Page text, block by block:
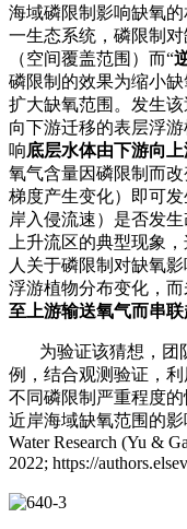
海域磷限制影响缺氧
一生态系统，磷限制
（空间覆盖范围）而“
磷限制的效果为缩小
扩大缺氧范围。发生
向下游迁移的表层浮
响底层水体由下游向
氧气含量因磷限制而
梯度产生变化）即可
岸入侵流速）是否发
上升流区的典型现象
人关于磷限制对缺氧
浮游植物分布变化，
至上游输送氧气而串
为验证该猜想，团
例，结合观测验证，
不同磷限制严重程度
近岸海域缺氧范围的
Water Research (Yu &
2022; https://